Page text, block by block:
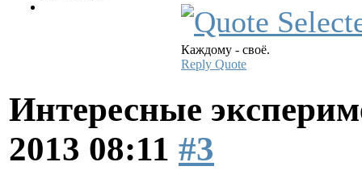
Каждому - своё.
Reply Quote
Интересные
2013 08:11 #3